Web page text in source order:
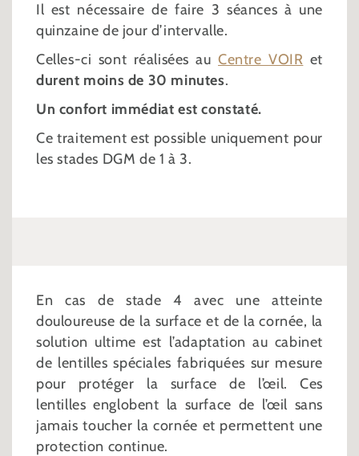
Il est nécessaire de faire 3 séances à une
quinzaine de jour d’intervalle.
Celles-ci sont réalisées au Centre VOIR et
durent moins de 30 minutes.
Un confort immédiat est constaté.
Ce traitement est possible uniquement pour
les stades DGM de 1 à 3.
En cas de stade 4 avec une atteinte
douloureuse de la surface et de la cornée, la
solution ultime est l’adaptation au cabinet
de lentilles spéciales fabriquées sur mesure
pour protéger la surface de l’œil. Ces
lentilles englobent la surface de l’œil sans
jamais toucher la cornée et permettent une
protection continue.